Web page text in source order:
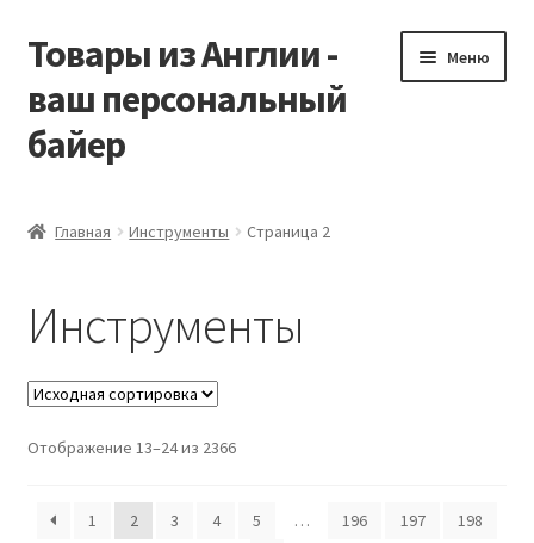
Перейти
навигации
Перейти
содержимому
Товары из Англии -
ваш персональный
байер
Меню
Заказать Vitabiotics
Контакты
Корзина
Мой аккаунт
Главная Инструменты Страница 2
Инструменты
Отображение 13–24 из 2366
1 2 3 4 5 … 196 197 198